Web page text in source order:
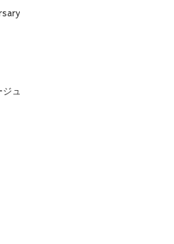
ュ